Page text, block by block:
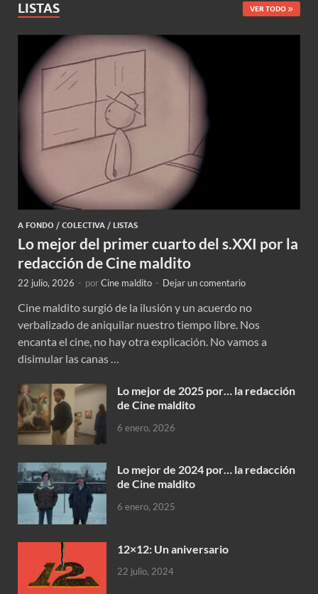
LISTAS VER TODO
A FONDO / COLECTIVA / LISTAS
Lo mejor del primer cuarto del s.XXI por la
redacción de Cine maldito
22 julio, 2026 - porCine maldito - Dejar un comentario
Cine maldito surgió de la ilusión y un acuerdo no
verbalizado de aniquilar nuestro tiempo libre. Nos
encanta el cine, no hay otra explicación. No vamos a
disimular las canas …
Lo mejor de 2025 por… la redacción
de Cine maldito
6 enero, 2026
Lo mejor de 2024 por… la redacción
de Cine maldito
6 enero, 2025
12×12: Un aniversario
22 julio, 2024